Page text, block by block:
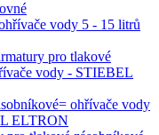
vody 5 - 15 litrů
pro tlakové
vody - STIEBEL
ohřívače vody
ELTRON